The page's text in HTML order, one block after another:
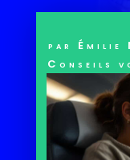
par Émilie
Conseils